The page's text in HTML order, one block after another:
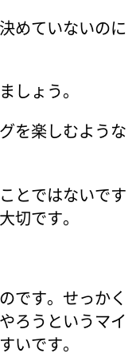
めていないのに
しょう。
を楽しむような
とではないです
切です。
です。せっかく
ろうというマイ
いです。